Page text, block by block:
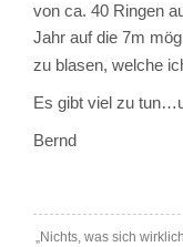
von ca. 40 Ringen
Jahr auf die 7m
zu blasen, welche
Es gibt viel zu
Bernd
„Nichts, was sich